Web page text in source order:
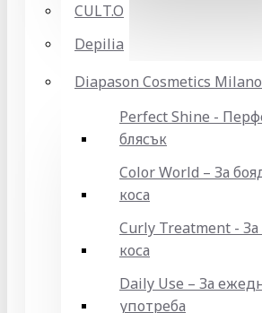
CULT.O
Depilia
Diapason Cosmetics Milano
Perfect Shine -
блясък
Color World – За
коса
Curly Treatment - За
коса
Daily Use – За
употреба